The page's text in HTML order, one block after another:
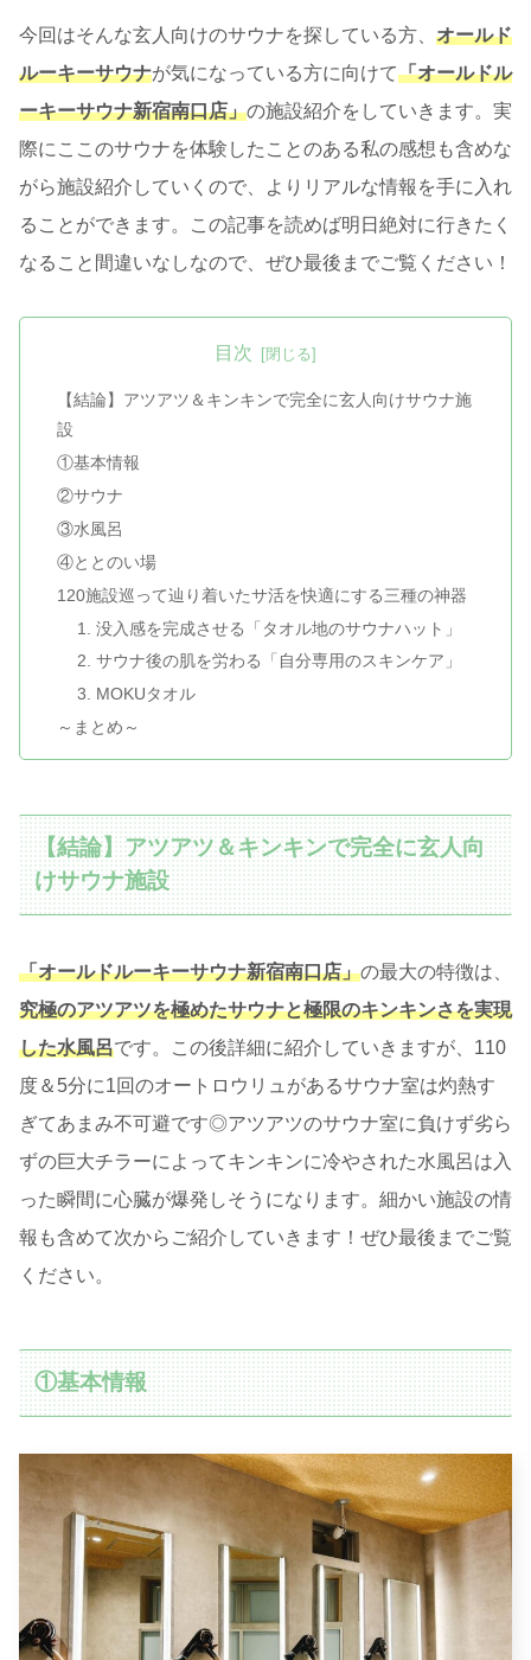
今回はそんな玄人向けのサウナを探している方、 オールド
ルーキーサウナが気になっている方に向けて「オールドル
ーキーサウナ新宿南口店」の施設紹介をしていきます。実
際にここのサウナを体験したことのある私の感想も含めな
がら施設紹介していくので、よりリアルな情報を手に入れ
ることができます。この記事を読めば明日絶対に行きたく
なること間違いなしなので、ぜひ最後までご覧ください！
目次
【結論】アツアツ＆キンキンで完全に玄人向けサウナ施
設
①基本情報
②サウナ
③水風呂
④ととのい場
120施設巡って辿り着いたサ活を快適にする三種の神器
1. 没入感を完成させる「タオル地のサウナハット」
2. サウナ後の肌を労わる「自分専用のスキンケア」
3. MOKUタオル
～まとめ～
【結論】アツアツ＆キンキンで完全に玄人向
けサウナ施設
「オールドルーキーサウナ新宿南口店」の最大の特徴は、
究極のアツアツを極めたサウナと極限のキンキンさを実現
した水風呂です。この後詳細に紹介していきますが、110
度＆5分に1回のオートロウリュがあるサウナ室は灼熱す
ぎてあまみ不可避です◎アツアツのサウナ室に負けず劣ら
ずの巨大チラーによってキンキンに冷やされた水風呂は入
った瞬間に心臓が爆発しそうになります。細かい施設の情
報も含めて次からご紹介していきます！ぜひ最後までご覧
ください。
①基本情報